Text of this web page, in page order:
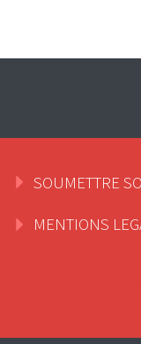
SOUMETTRE
MENTIONS